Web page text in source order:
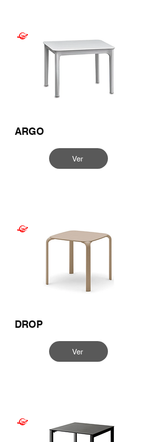
ARGO
Ver
DROP
Ver